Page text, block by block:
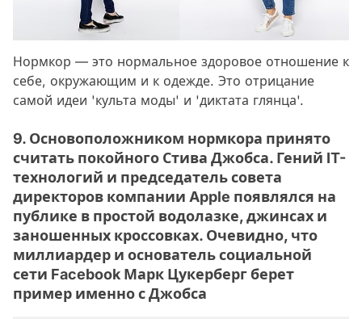
Нормкор — это нормальное здоровое отношение к
себе, окружающим и к одежде. Это отрицание
самой идеи 'культа моды' и 'диктата глянца'.
9. Основоположником нормкора принято
считать покойного Стива Джобса. Гений IT-
технологий и председатель совета
директоров компании Apple появлялся на
публике в простой водолазке, джинсах и
заношенных кроссовках. Очевидно, что
миллиардер и основатель социальной
сети Facebook Марк Цукерберг берет
пример именно с Джобса